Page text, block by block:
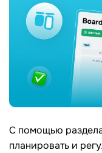
С помощью
планировать и